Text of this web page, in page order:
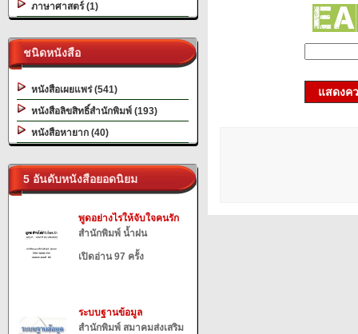
ภาษาศาสตร์ (1)
ชนิดหนังสือ
หนังสือเผยแพร่ (541)
หนังสือลิขสิทธิ์สำนักพิมพ์ (193)
หนังสือหายาก (40)
5 อันดับหนังสือยอดนิยม
พูดอย่างไรให้จับใจคนรัก
สำนักพิมพ์ น้ำฝน
เปิดอ่าน 97 ครั้ง
ระบบฐานข้อมูล
สำนักพิมพ์ สมาคมส่งเสริม
แสดงค